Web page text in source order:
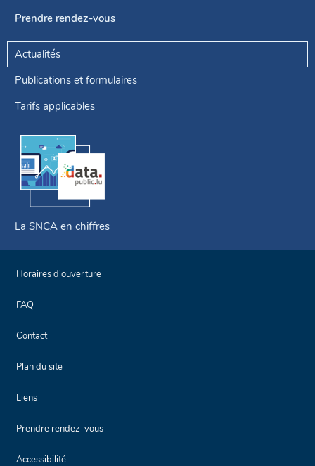
Prendre rendez-vous
Actualités
Publications et formulaires
Tarifs applicables
La SNCA en chiffres
Horaires d'ouverture
FAQ
Contact
Plan du site
Liens
Prendre rendez-vous
Accessibilité